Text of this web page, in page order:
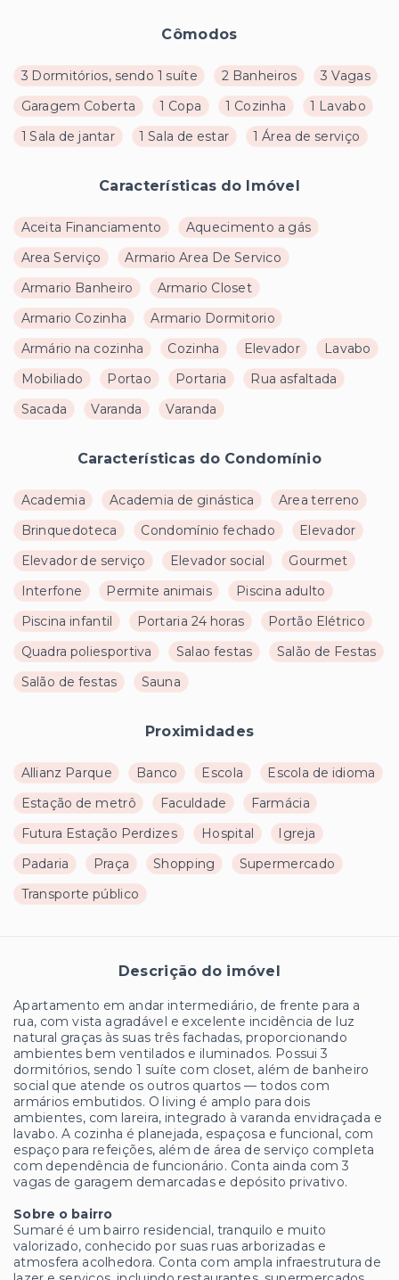
Cômodos
3 Dormitórios, sendo 1 suíte 2 Banheiros
3 Vagas
Garagem Coberta
1 Copa 1 Cozinha
1 Lavabo
1 Sala de jantar
1 Sala de estar 1 Área de serviço
Características do Imóvel
Aceita Financiamento
Aquecimento a gás
Area Serviço
Armario Area De Servico
Armario Banheiro
Armario Closet
Armario Cozinha
Armario Dormitorio
Armário na cozinha
Cozinha Elevador
Lavabo
Mobiliado
Portao Portaria
Rua asfaltada
Sacada
Varanda Varanda
Características do Condomínio
Academia Academia de ginástica
Area terreno
Brinquedoteca
Condomínio fechado
Elevador
Elevador de serviço
Elevador social
Gourmet
Interfone
Permite animais
Piscina adulto
Piscina infantil
Portaria 24 horas
Portão Elétrico
Quadra poliesportiva
Salao festas
Salão de Festas
Salão de festas
Sauna
Proximidades
Allianz Parque Banco Escola
Escola de idioma
Estação de metrô
Faculdade
Farmácia
Futura Estação Perdizes
Hospital
Igreja
Padaria
Praça Shopping
Supermercado
Transporte público
Descrição do imóvel
Apartamento em andar intermediário, de frente para a
rua, com vista agradável e excelente incidência de luz
natural graças às suas três fachadas, proporcionando
ambientes bem ventilados e iluminados. Possui 3
dormitórios, sendo 1 suíte com closet, além de banheiro
social que atende os outros quartos — todos com
armários embutidos. O living é amplo para dois
ambientes, com lareira, integrado à varanda envidraçada e
lavabo. A cozinha é planejada, espaçosa e funcional, com
espaço para refeições, além de área de serviço completa
com dependência de funcionário. Conta ainda com 3
vagas de garagem demarcadas e depósito privativo.
Sobre o bairro
Sumaré é um bairro residencial, tranquilo e muito
valorizado, conhecido por suas ruas arborizadas e
atmosfera acolhedora. Conta com ampla infraestrutura de